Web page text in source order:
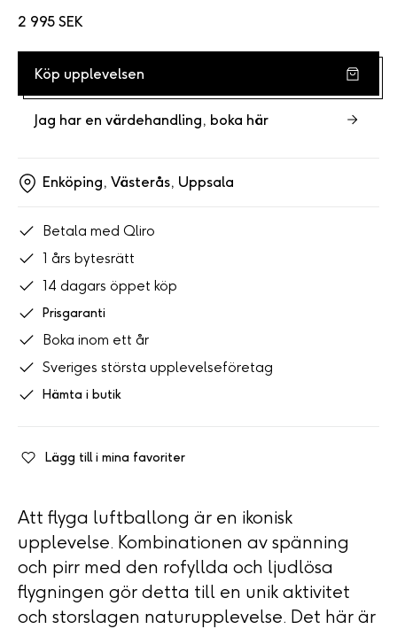
2 995 SEK
Köp upplevelsen
Jag har en värdehandling, boka här
Enköping, Västerås, Uppsala
Betala med Qliro
1 års bytesrätt
14 dagars öppet köp
Prisgaranti
Boka inom ett år
Sveriges största upplevelseföretag
Hämta i butik
Lägg till i mina favoriter
Att flyga luftballong är en ikonisk
upplevelse. Kombinationen av spänning
och pirr med den rofyllda och ljudlösa
flygningen gör detta till en unik aktivitet
och storslagen naturupplevelse. Det här är